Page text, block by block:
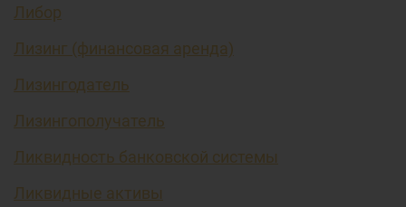
Либор
Лизинг (финансовая аренда)
Лизингодатель
Лизингополучатель
Ликвидность банковской системы
Ликвидные активы